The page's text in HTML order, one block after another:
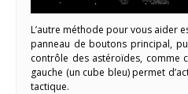
L’autre méthode pour vous aider
panneau de boutons principal,
contrôle des astéroïdes, comme
gauche (un cube bleu) permet
tactique.